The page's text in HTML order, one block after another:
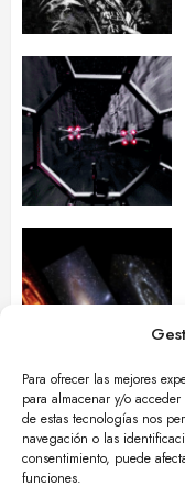
Para ofrecer las mejores
para almacenar y/o
de estas tecnologías nos
navegación o las
consentimiento, puede
funciones.